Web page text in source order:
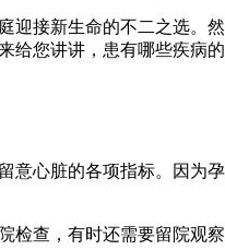
迎接新生命的不二之选。
给您讲讲，患有哪些疾病
意心脏的各项指标。因为
检查，有时还需要留院观